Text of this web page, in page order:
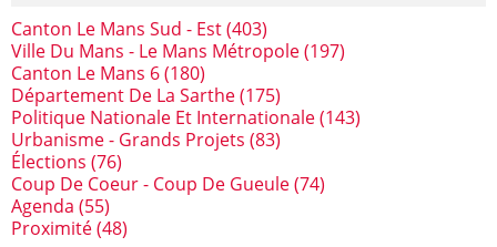
Canton Le Mans Sud - Est(403)
Ville Du Mans - Le Mans Métropole(197)
Canton Le Mans 6(180)
Département De La Sarthe(175)
Politique Nationale Et Internationale(143)
Urbanisme - Grands Projets (83)
Élections (76)
Coup De Coeur - Coup De Gueule(74)
Agenda (55)
Proximité(48)